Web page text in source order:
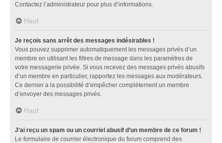
Contactez l’administrateur pour plus d’informations.
Haut
Je reçois sans arrêt des messages indésirables !
Vous pouvez supprimer automatiquement les messages privés d’un
membre en utilisant les filtres de message dans les paramètres de
votre messagerie privée. Si vous recevez des messages privés abusifs
d’un membre en particulier, rapportez les messages aux modérateurs.
Ce dernier a la possibilité d’empêcher complètement un membre
d’envoyer des messages privés.
Haut
J’ai reçu un spam ou un courriel abusif d’un membre de ce forum !
Le formulaire de courrier électronique du forum comprend des